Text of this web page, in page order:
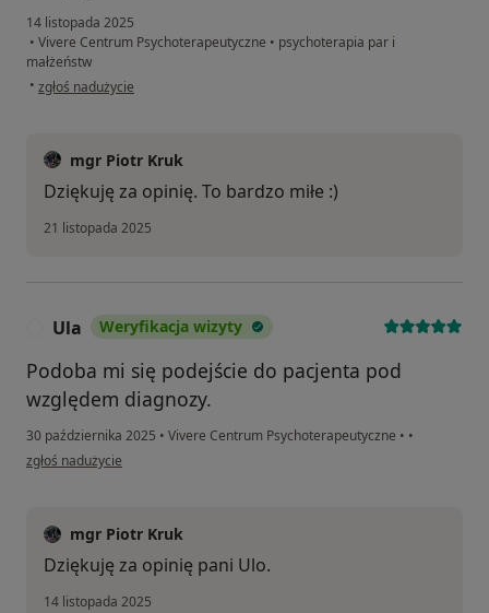
14 listopada 2025
• Vivere Centrum Psychoterapeutyczne • psychoterapia par i
małżeństw
• w opinii użytkownika A.S.
zgłoś nadużycie
mgr Piotr Kruk
Dziękuję za opinię. To bardzo miłe :)
21 listopada 2025
Ula Weryfikacja wizyty
Podoba mi się podejście do pacjenta pod
względem diagnozy.
30 października 2025 • Vivere Centrum Psychoterapeutyczne • •
w opinii użytkownika Ula
zgłoś nadużycie
mgr Piotr Kruk
Dziękuję za opinię pani Ulo.
14 listopada 2025